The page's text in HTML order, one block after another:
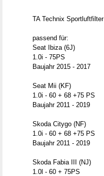
TA Technix Sportluftfilter
passend für:
Seat Ibiza (6J)
1.0i - 75PS
Baujahr 2015 - 2017
Seat Mii (KF)
1.0i - 60 + 68 +75 PS
Baujahr 2011 - 2019
Skoda Citygo (NF)
1.0i - 60 + 68 +75 PS
Baujahr 2011 - 2019
Skoda Fabia III (NJ)
1.0l - 60 + 75PS